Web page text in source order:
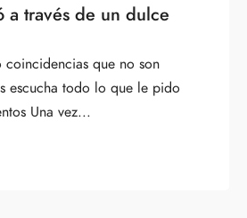
a través de un dulce
coincidencias que no son
escucha todo lo que le pido
Una vez...